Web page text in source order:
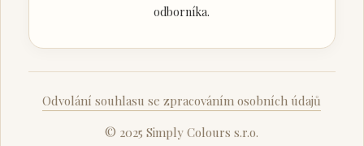
odborníka.
Odvolání souhlasu se zpracováním osobních údajů
© 2025 Simply Colours s.r.o.